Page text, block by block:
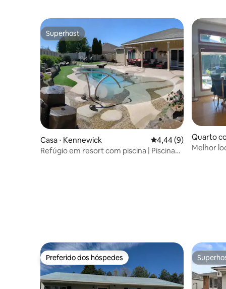
Superhost
Superhost
Casa ⋅ Kennewick 4,44 de uma
4,44 (9)
Refúgio em resort com piscina | Piscinas
Quarto
d
Melhor
Preferido dos hóspedes
Preferido dos hóspedes